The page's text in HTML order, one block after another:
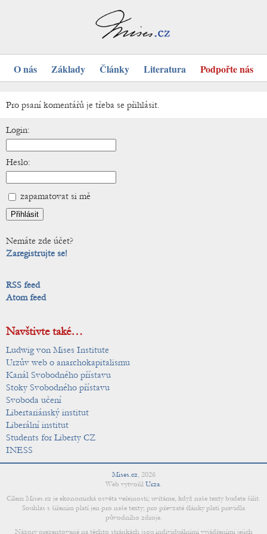
O nás Základy Články Literatura Podpořte nás
Pro psaní komentářů je třeba se přihlásit.
Login:
Heslo:
zapamatovat si mě
Nemáte zde účet?
Zaregistrujte se!
RSS feed
Atom feed
Navštivte také…
Ludwig von Mises Institute
Urzův web o anarchokapitalismu
Kanál Svobodného přístavu
Stoky Svobodného přístavu
Svoboda učení
Libertariánský institut
Liberální institut
Students for Liberty CZ
INESS
Mises.cz, 2026
Web vytvořil Urza.
Cílem Mises.cz je ekonomická osvěta veřejnosti; uvítáme, když naše texty budete šířit.
Souhlas s šířením platí jen pro naše texty; pro převzaté články platí pravidla
původního zdroje.
Názory prezentované na těchto stránkách jsou individuálními vyjádřeními jejich